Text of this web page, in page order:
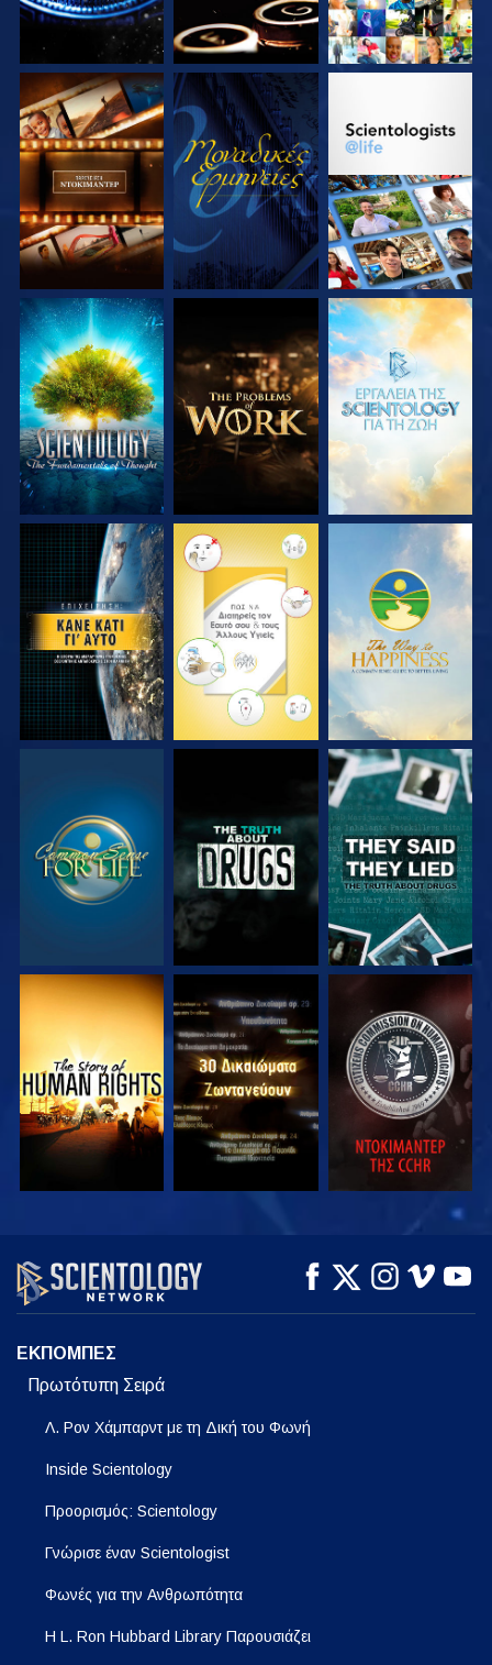
ΕΞΕΡΕΥΝΗΣΤΕ ΤΗ
ΣΕΙΡΑ
ΠΑΡΑΚΟΛΟΥΘΗΣΤΕ
ΕΞΕΡΕΥΝΗΣΤΕ ΤΗ
ΕΞΕΡΕΥΝΗΣΤΕ ΤΗ
ΣΕΙΡΑ
ΕΞΕΡΕΥΝΗΣΤΕ ΤΗ
ΣΕΙΡΑ
ΕΞΕΡΕΥΝΗΣΤΕ ΤΗ
ΣΕΙΡΑ
ΠΑΡΑΚΟΛΟΥΘΗΣΤΕ ΠΑΡΑΚΟΛΟΥΘΗΣΤΕ ΠΑΡΑΚΟΛΟΥΘΗΣΤΕ
ΠΑΡΑΚΟΛΟΥΘΗΣΤΕ ΠΑΡΑΚΟΛΟΥΘΗΣΤΕ ΠΑΡΑΚΟΛΟΥΘΗΣΤΕ
ΠΑΡΑΚΟΛΟΥΘΗΣΤΕ ΠΑΡΑΚΟΛΟΥΘΗΣΤΕ ΠΑΡΑΚΟΛΟΥΘΗΣΤΕ
ΠΑΡΑΚΟΛΟΥΘΗΣΤΕ ΠΑΡΑΚΟΛΟΥΘΗΣΤΕ
ΕΞΕΡΕΥΝΗΣΤΕ ΤΗ
ΣΕΙΡΑ
ΕΚΠΟΜΠΕΣ
Πρωτότυπη Σειρά
Λ. Ρον Χάμπαρντ με τη Δική του Φωνή
Inside Scientology
Προορισμός: Scientology
Γνώρισε έναν Scientologist
Φωνές για την Ανθρωπότητα
Η L. Ron Hubbard Library Παρουσιάζει